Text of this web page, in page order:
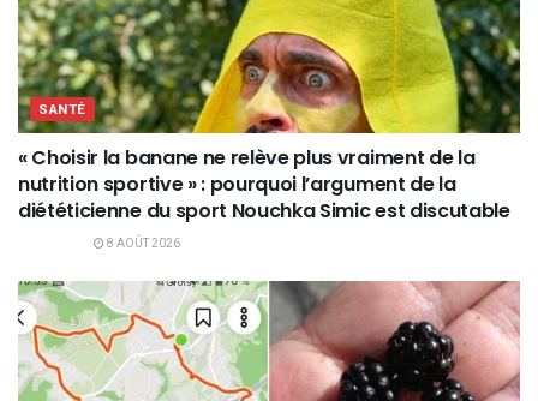
SANTÉ
« Choisir la banane ne relève plus vraiment de la
nutrition sportive » : pourquoi l’argument de la
diététicienne du sport Nouchka Simic est discutable
8 AOÛT 2026